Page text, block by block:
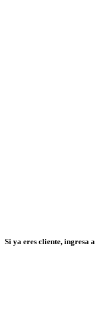
Si ya eres cliente, ingresa a